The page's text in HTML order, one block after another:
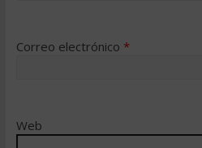
Correo electrónico *
Web